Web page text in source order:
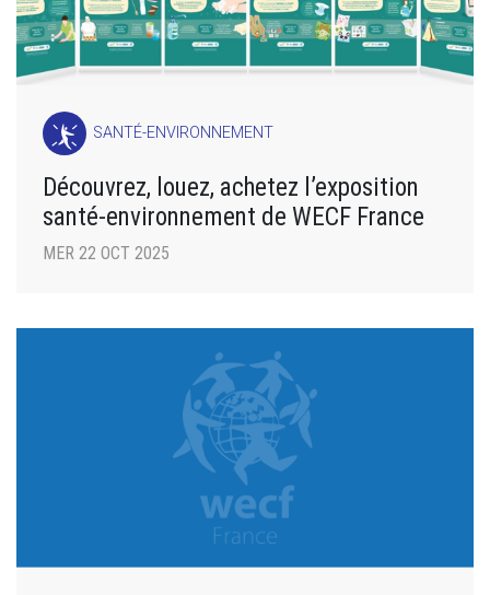
SANTÉ-ENVIRONNEMENT
Découvrez, louez, achetez l’exposition
santé-environnement de WECF France
MER 22 OCT 2025